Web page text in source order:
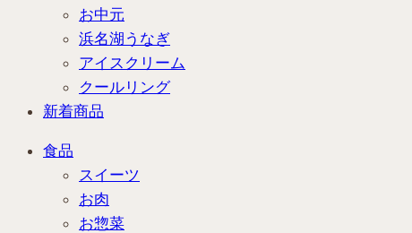
お中元
浜名湖うなぎ
アイスクリーム
クールリング
新着商品
食品
スイーツ
お肉
お惣菜